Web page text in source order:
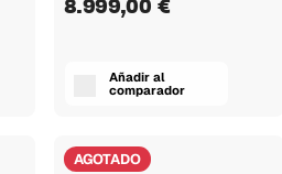
8.999,00 €
Añadir al
comparador
AGOTADO